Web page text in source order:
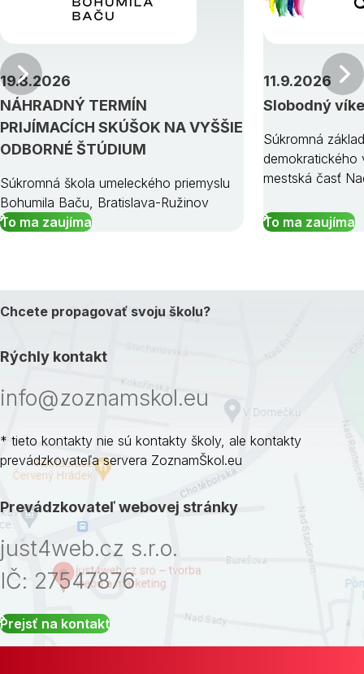
NÁHRADNÝ TERMÍN
PRIJÍMACÍCH SKÚŠOK NA VYŠŠIE
ODBORNÉ ŠTÚDIUM
19.8.2026
Súkromná škola umeleckého priemyslu
Bohumila Baču, Bratislava-Ružinov
To ma zaujíma
Slobodný
11.9.2026
Súkromná
demokratického
mestská časť
To ma zaujíma
Predchádzajúci
Chcete propagovať svoju školu?
Rýchly kontakt
info@zoznamskol.eu
* tieto kontakty nie sú kontakty školy, ale kontakty
prevádzkovateľa servera ZoznamŠkol.eu
Prevádzkovateľ webovej stránky
just4web.cz s.r.o.
IČ: 27547876
Prejsť na kontakt